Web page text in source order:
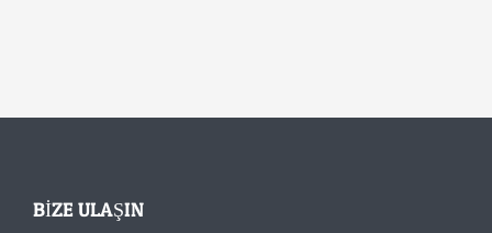
BIZE ULAŞIN